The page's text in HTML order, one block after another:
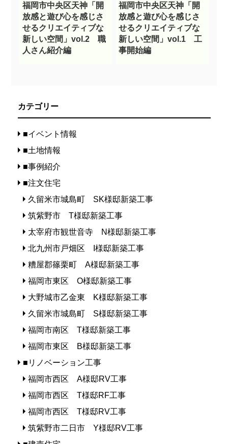
福岡市中央区天神「開
放感と遊び心を感じさ
せるクリエイティブな
新しい空間」vol.2 職
人さん紹介編
福岡市中央区天神「開
放感と遊び心を感じさ
せるクリエイティブな
新しい空間」vol.1 工
事開始編
カテゴリー
■イベント情報
■土地情報
■事例紹介
■注文住宅
久留米市城島町 SK様邸新築工事
筑紫野市 T様邸新築工事
太宰府市観世音寺 N様邸新築工事
北九州市戸畑区 I様邸新築工事
糟屋郡篠栗町 A様邸新築工事
福岡市東区 O様邸新築工事
大野城市乙金東 K様邸新築工事
久留米市城島町 S様邸新築工事
福岡市南区 T様邸新築工事
福岡市東区 B様邸新築工事
■リノベーション工事
福岡市西区 A様邸RV工事
福岡市西区 T様邸RF工事
福岡市西区 T様邸RV工事
筑紫野市二日市 Y様邸RV工事